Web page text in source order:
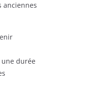
anciennes
une durée